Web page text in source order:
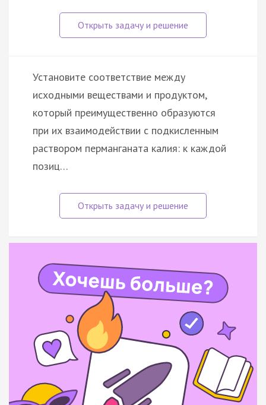
Установите соответствие между
исходными веществами и продуктом,
который преимущественно образуются
при их взаимодействии с подкисленным
раствором перманганата калия: к каждой
позиц…